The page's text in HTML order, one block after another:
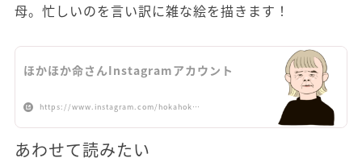
母。忙しいのを言い訳に雑な絵を描きます！
ほかほか命さんInstagramアカウント
https://www.instagram.com/hokahok…
あわせて読みたい